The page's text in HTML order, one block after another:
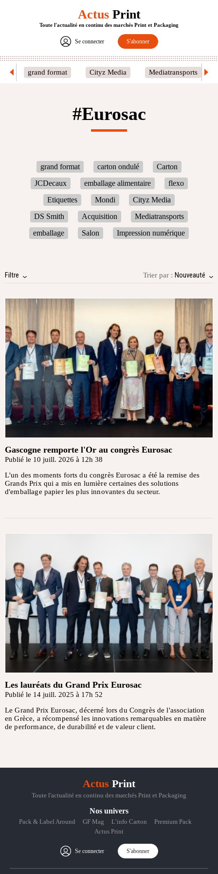
ActusPrint
Toute l'actualité en continu des marchés Print et Packaging
Se connecter S'abonner
grand format Cityz Media Mediatransports
#Eurosac
grand format carton ondulé
Carton
JCDecaux
emballage alimentaire
flexo
Etiquettes
Mondi
Cityz Media
DS Smith
Acquisition
Mediatransports
emballage
Salon Impression numérique
Filtre Trier par : Nouveauté
Gascogne remporte l'Or au congrès Eurosac
Publié le 10 juill. 2026 à 12h 38
L'un des moments forts du congrès Eurosac a été la remise des
Grands Prix qui a mis en lumière certaines des solutions
d'emballage papier les plus innovantes du secteur.
Les lauréats du Grand Prix Eurosac
Publié le 14 juill. 2025 à 17h 52
Le Grand Prix Eurosac, décerné lors du Congrès de l'association
en Grèce, a récompensé les innovations remarquables en matière
de performance, de durabilité et de valeur client.
Actus Print
Toute l'actualité en continu des marchés Print et Packaging
Nos univers
Pack & Label Around GF Mag L’info Carton
Premium Pack
Actus Print
Se connecter S'abonner